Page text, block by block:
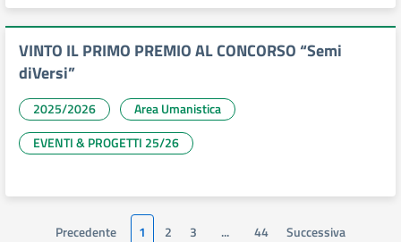
VINTO IL PRIMO PREMIO AL CONCORSO “Semi
diVersi”
2025/2026
Area Umanistica
EVENTI & PROGETTI 25/26
Precedente 1 2 3 ... 44 Successiva